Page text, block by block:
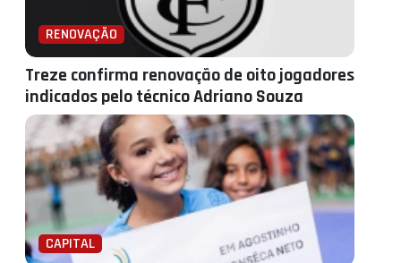
RENOVAÇÃO
Treze confirma renovação de oito jogadores
indicados pelo técnico Adriano Souza
CAPITAL